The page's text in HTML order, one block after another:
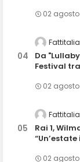
02 agosto
Da
Festival
02 agosto
Rai 1,
02 agosto